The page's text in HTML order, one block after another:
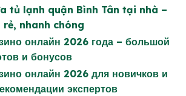
tủ lạnh quận Bình Tân tại nhà –
nhanh chóng
онлайн 2026 года – большой
и бонусов
онлайн 2026 для новичков и
экспертов